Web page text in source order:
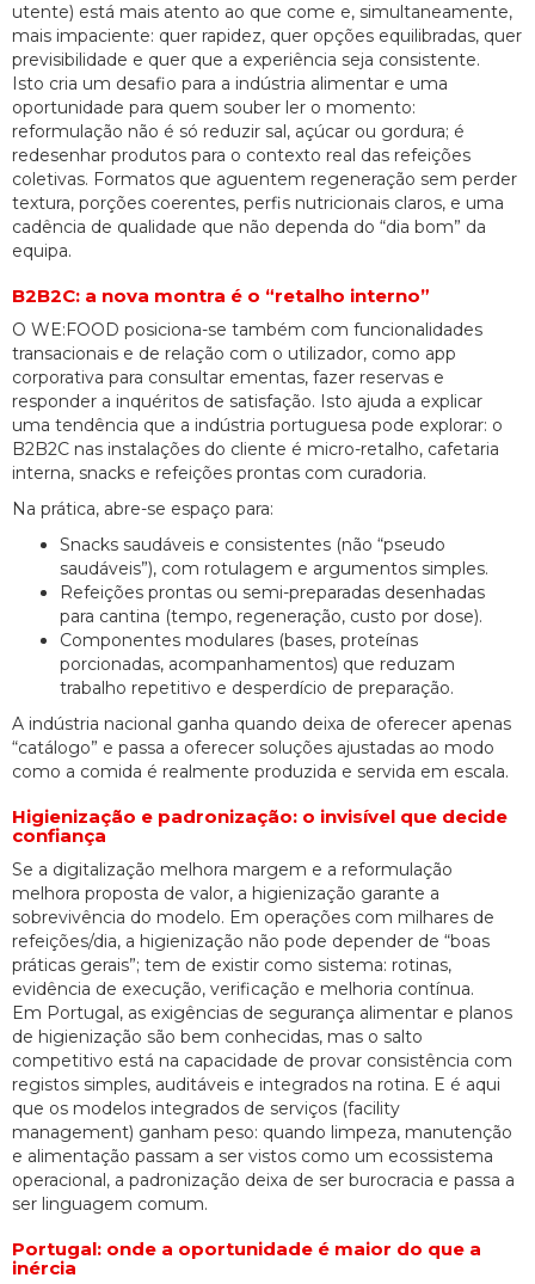
utente) está mais atento ao que come e, simultaneamente,
mais impaciente: quer rapidez, quer opções equilibradas, quer
previsibilidade e quer que a experiência seja consistente.
Isto cria um desafio para a indústria alimentar e uma
oportunidade para quem souber ler o momento:
reformulação não é só reduzir sal, açúcar ou gordura; é
redesenhar produtos para o contexto real das refeições
coletivas. Formatos que aguentem regeneração sem perder
textura, porções coerentes, perfis nutricionais claros, e uma
cadência de qualidade que não dependa do “dia bom” da
equipa.
B2B2C: a nova montra é o “retalho interno”
O WE:FOOD posiciona-se também com funcionalidades
transacionais e de relação com o utilizador, como app
corporativa para consultar ementas, fazer reservas e
responder a inquéritos de satisfação. Isto ajuda a explicar
uma tendência que a indústria portuguesa pode explorar: o
B2B2C nas instalações do cliente é micro-retalho, cafetaria
interna, snacks e refeições prontas com curadoria.
Na prática, abre-se espaço para:
Snacks saudáveis e consistentes (não “pseudo
saudáveis”), com rotulagem e argumentos simples.
Refeições prontas ou semi-preparadas desenhadas
para cantina (tempo, regeneração, custo por dose).
Componentes modulares (bases, proteínas
porcionadas, acompanhamentos) que reduzam
trabalho repetitivo e desperdício de preparação.
A indústria nacional ganha quando deixa de oferecer apenas
“catálogo” e passa a oferecer soluções ajustadas ao modo
como a comida é realmente produzida e servida em escala.
Higienização e padronização: o invisível que decide
confiança
Se a digitalização melhora margem e a reformulação
melhora proposta de valor, a higienização garante a
sobrevivência do modelo. Em operações com milhares de
refeições/dia, a higienização não pode depender de “boas
práticas gerais”; tem de existir como sistema: rotinas,
evidência de execução, verificação e melhoria contínua.
Em Portugal, as exigências de segurança alimentar e planos
de higienização são bem conhecidas, mas o salto
competitivo está na capacidade de provar consistência com
registos simples, auditáveis e integrados na rotina. E é aqui
que os modelos integrados de serviços (facility
management) ganham peso: quando limpeza, manutenção
e alimentação passam a ser vistos como um ecossistema
operacional, a padronização deixa de ser burocracia e passa a
ser linguagem comum.
Portugal: onde a oportunidade é maior do que a
inércia